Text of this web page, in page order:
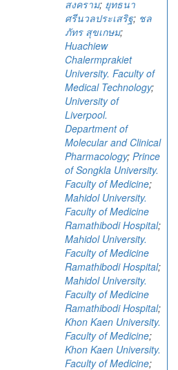
สงคราม; ยุทธนา
ศรีนวลประเสริฐ; ชล
ภัทร สุขเกษม;
Huachiew
Chalermprakiet
University. Faculty of
Medical Technology;
University of
Liverpool.
Department of
Molecular and Clinical
Pharmacology; Prince
of Songkla University.
Faculty of Medicine;
Mahidol University.
Faculty of Medicine
Ramathibodi Hospital;
Mahidol University.
Faculty of Medicine
Ramathibodi Hospital;
Mahidol University.
Faculty of Medicine
Ramathibodi Hospital;
Khon Kaen University.
Faculty of Medicine;
Khon Kaen University.
Faculty of Medicine;